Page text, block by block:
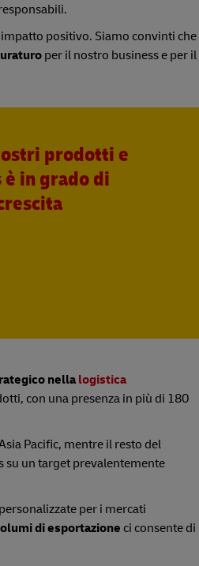
positivo. Siamo convinti che
per il nostro business e per il
prodotti e
è in grado di
nella logistica
con una presenza in più di 180
Pacific, mentre il resto del
su un target prevalentemente
per i mercati
di esportazione ci consente di